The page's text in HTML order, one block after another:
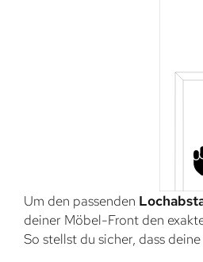
Um den passenden
deiner Möbel-Front den
So stellst du sicher, dass